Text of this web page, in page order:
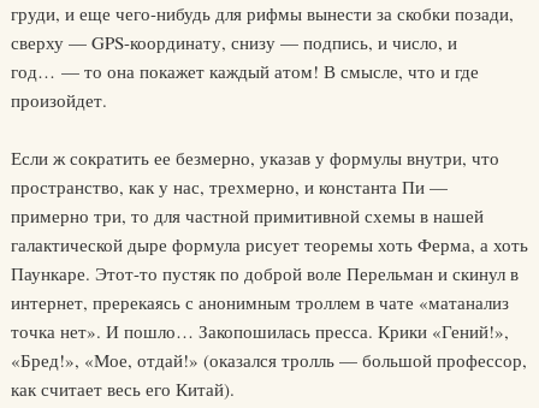
груди, и еще чего-нибудь для рифмы вынести за скобки позади,
сверху — GPS-координату, снизу — подпись, и число, и
год… — то она покажет каждый атом! В смысле, что и где
произойдет.
Если ж сократить ее безмерно, указав у формулы внутри, что
пространство, как у нас, трехмерно, и константа Пи —
примерно три, то для частной примитивной схемы в нашей
галактической дыре формула рисует теоремы хоть Ферма, а хоть
Паункаре. Этот-то пустяк по доброй воле Перельман и скинул в
интернет, пререкаясь с анонимным троллем в чате «матанализ
точка нет». И пошло… Закопошилась пресса. Крики «Гений!»,
«Бред!», «Мое, отдай!» (оказался тролль — большой профессор,
как считает весь его Китай).